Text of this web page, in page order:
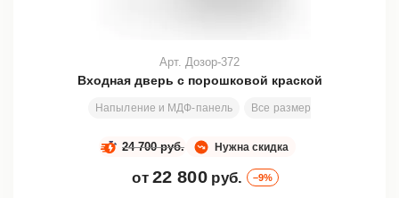
Входная дверь с порошковой краской
Напыление и МДФ-панель Все размеры
Арт. Дозор-372
Нужна скидка
24 700 руб.
от 22 800 руб. –9%